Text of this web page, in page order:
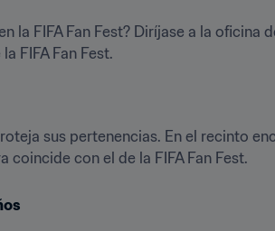
la FIFA Fan Fest? Diríjase a la
FIFA Fan Fest.
sus pertenencias. En el recinto
coincide con el de la FIFA Fan Fest.